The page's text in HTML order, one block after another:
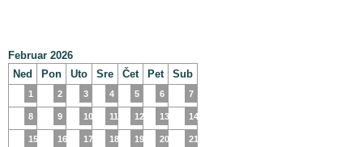
Februar 2026
Ned
Pon Uto Sre Čet Pet Sub
1 2 3 4 5 6 7
8 9 10 11 12 13 14
15 16 17 18 19 20 21